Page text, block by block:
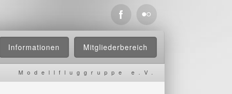
Informationen Mitgliederbereich
Modellfluggruppe e.V.